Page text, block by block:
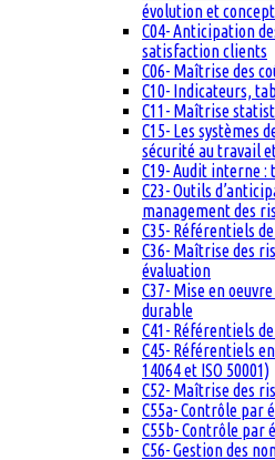
évolution et
C04- Anticipation
satisfaction clients
C06- Maîtrise des
C10- Indicateurs,
C11- Maîtrise
C15- Les systèmes
sécurité au travail
C19- Audit interne
C23- Outils
management des
C35- Référentiels
C36- Maîtrise des
évaluation
C37- Mise en
durable
C41- Référentiels
C45- Référentiels
14064 et ISO 50001)
C52- Maîtrise des
C55a- Contrôle par
C55b- Contrôle par
C56- Gestion des